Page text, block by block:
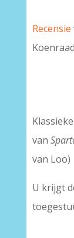
Recensie
van
van Loo)
U krijgt